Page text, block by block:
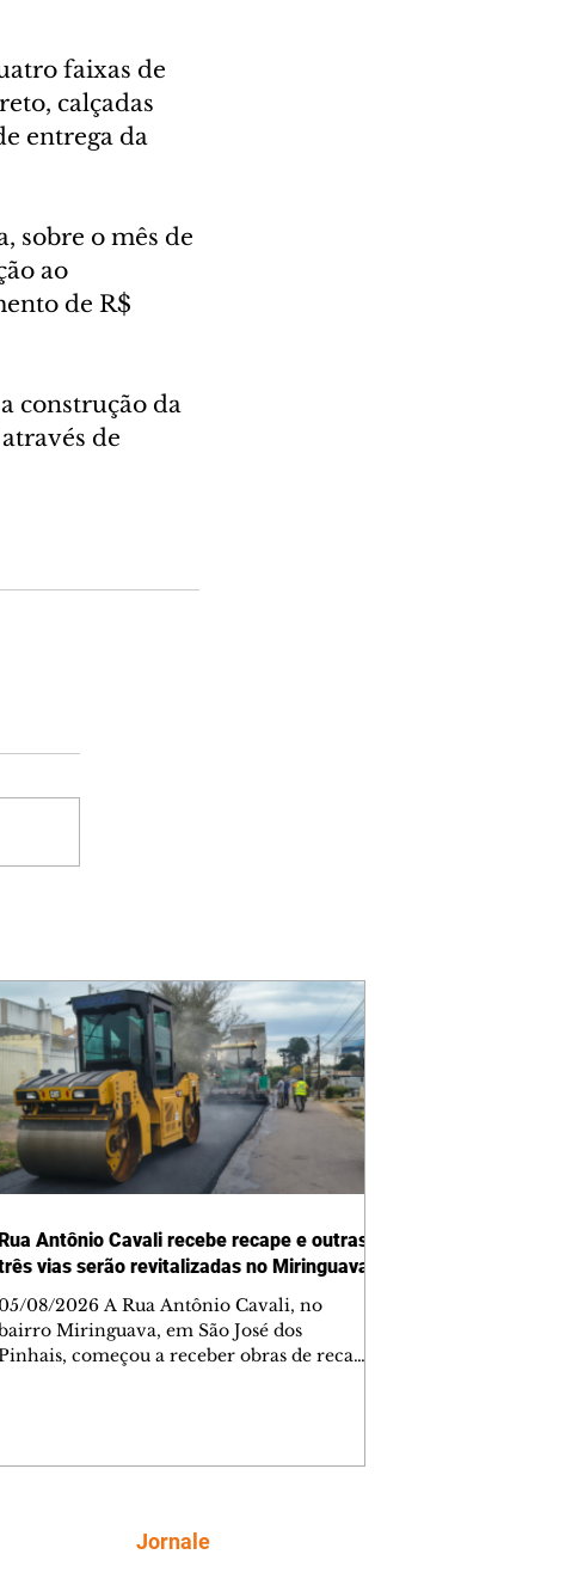
faixas de
calçadas
entrega da
sobre o mês de
ao
de R$
construção da
de
Rua Antônio Cavali recebe recape e outras
vias serão revitalizadas no Miringuava
08/2026 A Rua Antônio Cavali, no
Miringuava, em São José dos
começou a receber obras de recape
pavimentação deve melhorar as condições
de tráfego nas vias, proporcionando uma
Jornale